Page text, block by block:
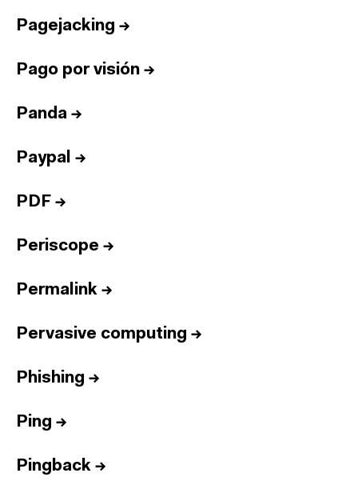
Pagejacking →
Pago por visión →
Panda →
Paypal →
PDF →
Periscope →
Permalink →
Pervasive computing →
Phishing →
Ping →
Pingback →